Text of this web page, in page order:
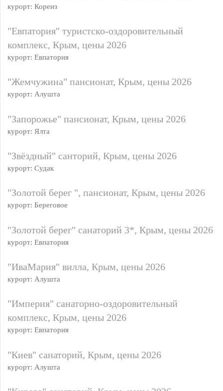
курорт: Кореиз
"Евпатория" туристско-оздоровительный
комплекс, Крым, цены 2026
курорт: Евпатория
"Жемчужина" пансионат, Крым, цены 2026
курорт: Алушта
"Запорожье" пансионат, Крым, цены 2026
курорт: Ялта
"Звёздный" санторий, Крым, цены 2026
курорт: Судак
"Золотой берег ", пансионат, Крым, цены 2026
курорт: Береговое
"Золотой берег" санаторий 3*, Крым, цены 2026
курорт: Евпатория
"ИваМария" вилла, Крым, цены 2026
курорт: Алушта
"Империя" санаторно-оздоровительный
комплекс, Крым, цены 2026
курорт: Евпатория
"Киев" санаторий, Крым, цены 2026
курорт: Алушта